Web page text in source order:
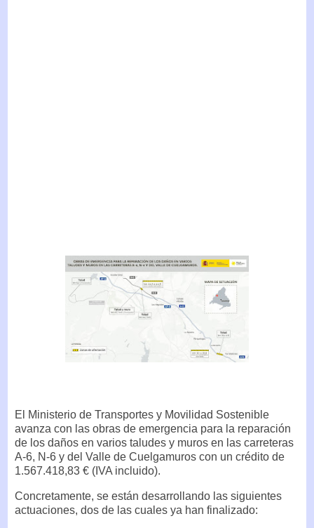
El Ministerio de Transportes y Movilidad Sostenible
avanza con las obras de emergencia para la reparación
de los daños en varios taludes y muros en las carreteras
A-6, N-6 y del Valle de Cuelgamuros con un crédito de
1.567.418,83 € (IVA incluido).
Concretamente, se están desarrollando las siguientes
actuaciones, dos de las cuales ya han finalizado: